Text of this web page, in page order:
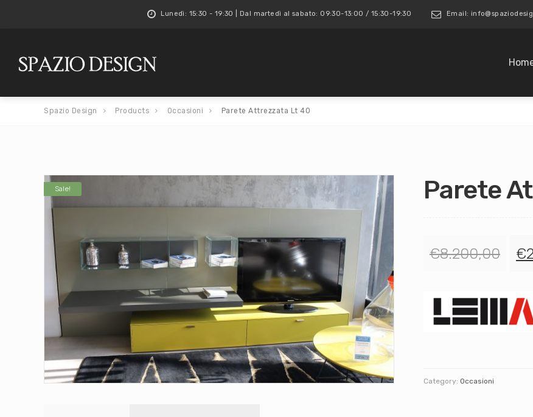
Lunedì: 15:30 - 19:30 | Dal martedì al sabato: 09:30-13:00 / 15:30-19:30 Email:
Spazio Design Products Occasioni Parete Attrezzata Lt 40
Sale! Parete
€8.200,00 €
Category: Occasioni